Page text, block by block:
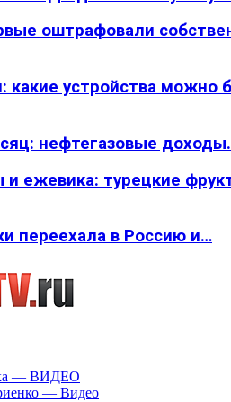
оштрафовали
какие устройства можно
нефтегазовые
и ежевика: турецкие
переехала в Россию и…
— ВИДЕО
— Видео